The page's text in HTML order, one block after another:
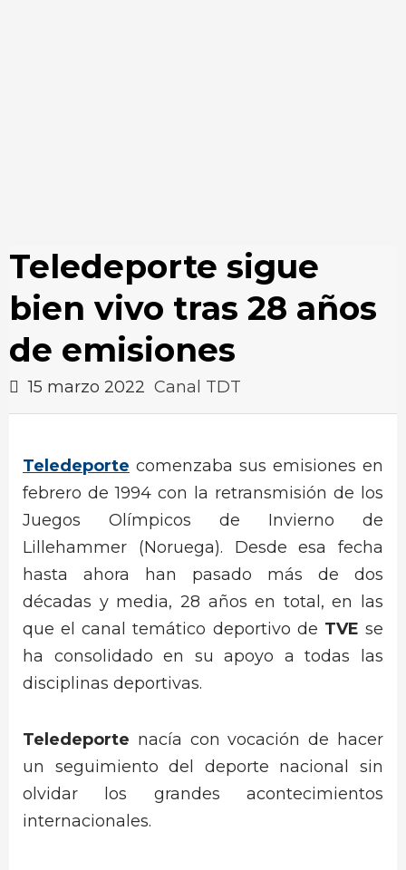
Teledeporte sigue
bien vivo tras 28 años
de emisiones
15 marzo 2022 Canal TDT
Teledeporte comenzaba sus emisiones en
febrero de 1994 con la retransmisión de los
Juegos Olímpicos de Invierno de
Lillehammer (Noruega). Desde esa fecha
hasta ahora han pasado más de dos
décadas y media, 28 años en total, en las
que el canal temático deportivo de TVE se
ha consolidado en su apoyo a todas las
disciplinas deportivas.
Teledeporte nacía con vocación de hacer
un seguimiento del deporte nacional sin
olvidar los grandes acontecimientos
internacionales.